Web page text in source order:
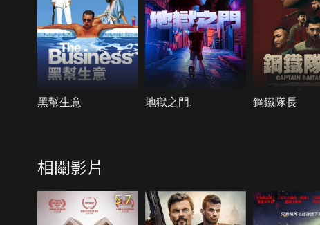
黑幫生意 地獄之門. 鋼鐵隊長
相關影片
5.7